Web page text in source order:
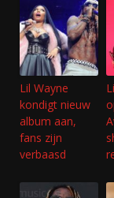
Lil Wayne
kondigt nieuw
album aan,
fans zijn
verbaasd